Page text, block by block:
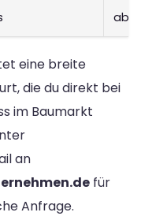
ab
eine breite
die du direkt bei
im Baumarkt
an
für
Anfrage.